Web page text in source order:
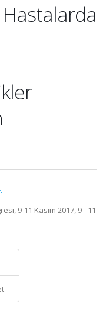
Hastalarda
9-11 Kasım 2017, 9 - 11